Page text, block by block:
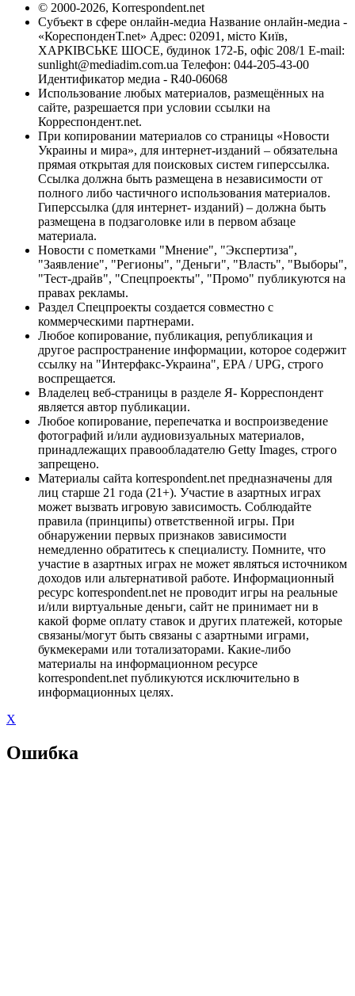
© 2000-2026, Korrespondent.net
Субъект в сфере онлайн-медиа Название онлайн-медиа -
«КореспонденТ.net» Адрес: 02091, місто Київ,
ХАРКІВСЬКЕ ШОСЕ, будинок 172-Б, офіс 208/1 E-mail:
sunlight@mediadim.com.ua Телефон: 044-205-43-00
Идентификатор медиа - R40-06068
Использование любых материалов, размещённых на
сайте, разрешается при условии ссылки на
Корреспондент.net.
При копировании материалов со страницы «Новости
Украины и мира», для интернет-изданий – обязательна
прямая открытая для поисковых систем гиперссылка.
Ссылка должна быть размещена в независимости от
полного либо частичного использования материалов.
Гиперссылка (для интернет- изданий) – должна быть
размещена в подзаголовке или в первом абзаце
материала.
Новости с пометками "Мнение", "Экспертиза",
"Заявление", "Регионы", "Деньги", "Власть", "Выборы",
"Тест-драйв", "Спецпроекты", "Промо" публикуются на
правах рекламы.
Раздел Спецпроекты создается совместно с
коммерческими партнерами.
Любое копирование, публикация, републикация и
другое распространение информации, которое содержит
ссылку на "Интерфакс-Украина", EPA / UPG, строго
воспрещается.
Владелец веб-страницы в разделе Я- Корреспондент
является автор публикации.
Любое копирование, перепечатка и воспроизведение
фотографий и/или аудиовизуальных материалов,
принадлежащих правообладателю Getty Images, строго
запрещено.
Материалы сайта korrespondent.net предназначены для
лиц старше 21 года (21+). Участие в азартных играх
может вызвать игровую зависимость. Соблюдайте
правила (принципы) ответственной игры. При
обнаружении первых признаков зависимости
немедленно обратитесь к специалисту. Помните, что
участие в азартных играх не может являться источником
доходов или альтернативой работе. Информационный
ресурс korrespondent.net не проводит игры на реальные
и/или виртуальные деньги, сайт не принимает ни в
какой форме оплату ставок и других платежей, которые
связаны/могут быть связаны с азартными играми,
букмекерами или тотализаторами. Какие-либо
материалы на информационном ресурсе
korrespondent.net публикуются исключительно в
информационных целях.
X
Ошибка